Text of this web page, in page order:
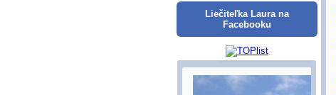
Liečiteľka Laura na
Facebooku